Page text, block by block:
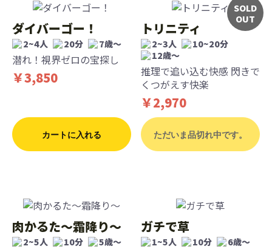
ダイバーゴー！
2~4人 20分 7歳〜
潜れ！視界ゼロの宝探し
￥3,850
カートに入れる
SOLD
OUT
トリニティ
2~3人
10~20分
12歳〜
推理で追い込む快感 閃きで
くつがえす快楽
￥2,970
ただいま品切れ中です。
肉かるた〜霜降り〜
2~5人 10分 5歳〜
ガチで草
1~5人 10分 6歳〜